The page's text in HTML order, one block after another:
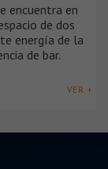
encuentra en
de dos
energía de la
de bar.
VER +